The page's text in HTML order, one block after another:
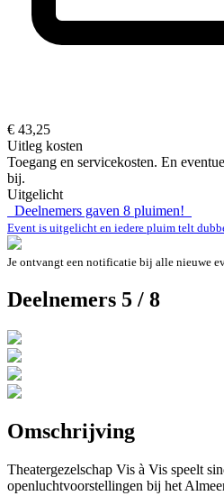
€ 43,25
Uitleg kosten
Toegang en servicekosten. En
bij.
Uitgelicht
Deelnemers gaven 8 pluimen!
Event is uitgelicht en iedere pluim telt
Je ontvangt een notificatie bij alle nieuwe
Deelnemers 5 / 8
Omschrijving
Theatergezelschap Vis à Vis speelt
openluchtvoorstellingen bij het